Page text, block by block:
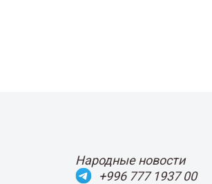
Народные новости
+996 777 1937 00